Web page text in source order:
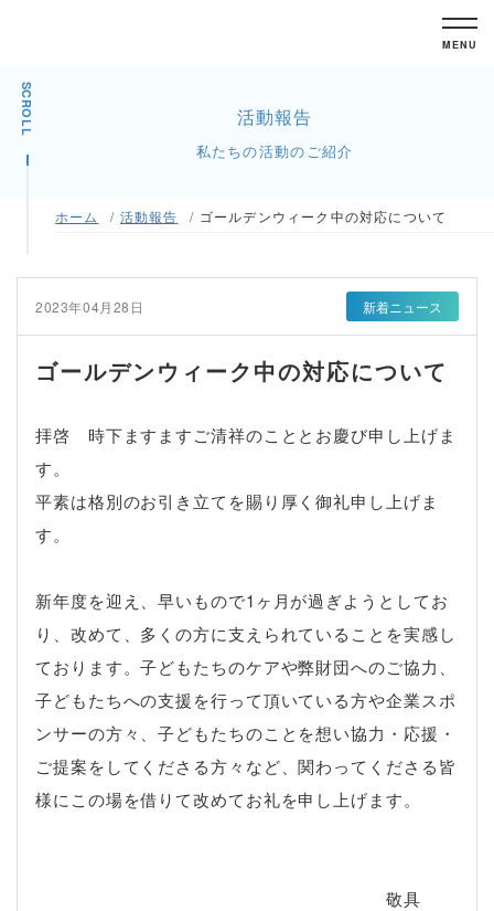
MENU
SCROLL 活動報告
私たちの活動のご紹介
ホーム 活動報告 ゴールデンウィーク中の対応について
2023年04月28日 新着ニュース
ゴールデンウィーク中の対応について
拝啓 時下ますますご清祥のこととお慶び申し上げま
す。
平素は格別のお引き立てを賜り厚く御礼申し上げま
す。
新年度を迎え、早いもので1ヶ月が過ぎようとしてお
り、改めて、多くの方に支えられていることを実感し
ております。子どもたちのケアや弊財団へのご協力、
子どもたちへの支援を行って頂いている方や企業スポ
ンサーの方々、子どもたちのことを想い協力・応援・
ご提案をしてくださる方々など、関わってくださる皆
様にこの場を借りて改めてお礼を申し上げます。
敬具